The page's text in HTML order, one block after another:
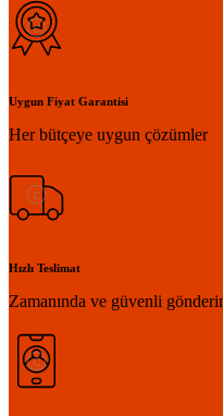
Uygun Fiyat Garantisi
Her bütçeye uygun çözümler
Hızlı Teslimat
Zamanında ve güvenli